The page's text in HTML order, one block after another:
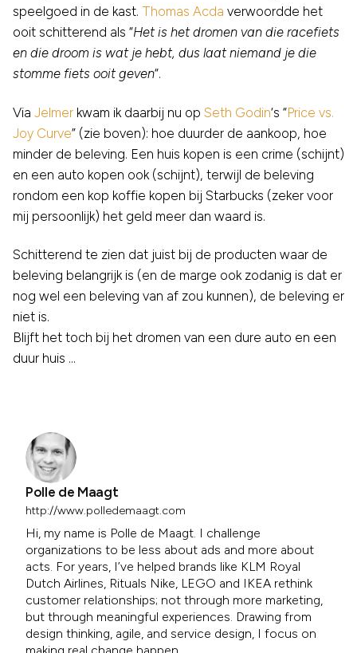
speelgoed in de kast. Thomas Acda verwoordde het
ooit schitterend als “Het is het dromen van die racefiets
en die droom is wat je hebt, dus laat niemand je die
stomme fiets ooit geven“.
Via Jelmer kwam ik daarbij nu op Seth Godin‘s “Price vs.
Joy Curve” (zie boven): hoe duurder de aankoop, hoe
minder de beleving. Een huis kopen is een crime (schijnt)
en een auto kopen ook (schijnt), terwijl de beleving
rondom een kop koffie kopen bij Starbucks (zeker voor
mij persoonlijk) het geld meer dan waard is.
Schitterend te zien dat juist bij de producten waar de
beleving belangrijk is (en de marge ook zodanig is dat er
nog wel een beleving van af zou kunnen), de beleving er
niet is.
Blijft het toch bij het dromen van een dure auto en een
duur huis …
Polle de Maagt
http://www.polledemaagt.com
Hi, my name is Polle de Maagt. I challenge
organizations to be less about ads and more about
acts. For years, I’ve helped brands like KLM Royal
Dutch Airlines, Rituals Nike, LEGO and IKEA rethink
customer relationships; not through more marketing,
but through meaningful experiences. Drawing from
design thinking, agile, and service design, I focus on
making real change happen.